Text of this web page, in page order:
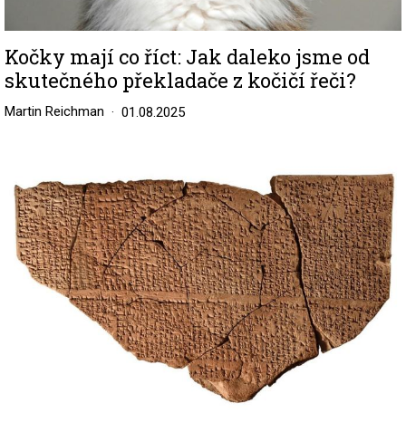
Kočky mají co říct: Jak daleko jsme od
skutečného překladače z kočičí řeči?
Martin Reichman 01.08.2025